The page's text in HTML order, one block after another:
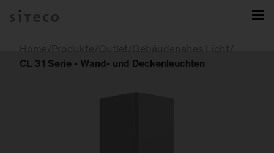
Home/Produkte/Outlet/Gebäudenahes Licht/
CL 31 Serie - Wand- und Deckenleuchten